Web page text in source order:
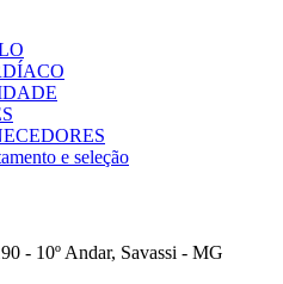
e seleção
- 10º Andar, Savassi - MG